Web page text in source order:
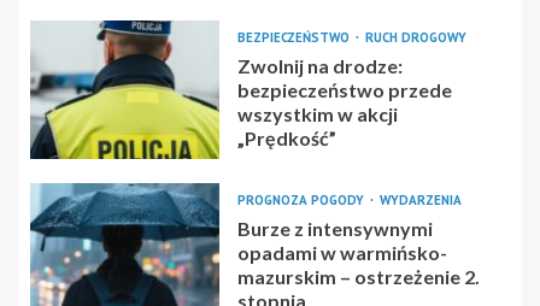
BEZPIECZEŃSTWO RUCH DROGOWY
Zwolnij na drodze:
bezpieczeństwo przede
wszystkim w akcji
„Prędkość”
PROGNOZA POGODY WYDARZENIA
Burze z intensywnymi
opadami w warmińsko-
mazurskim – ostrzeżenie 2.
stopnia